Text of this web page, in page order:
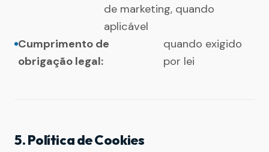
de marketing, quando
aplicável
Cumprimento de
obrigação legal:
quando exigido
por lei
5. Política de Cookies